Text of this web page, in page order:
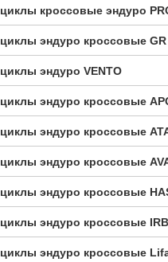
кроссовые эндуро
эндуро кроссовые GR
эндуро VENTO
эндуро кроссовые
эндуро кроссовые
эндуро кроссовые
эндуро кроссовые
эндуро кроссовые
эндуро кроссовые